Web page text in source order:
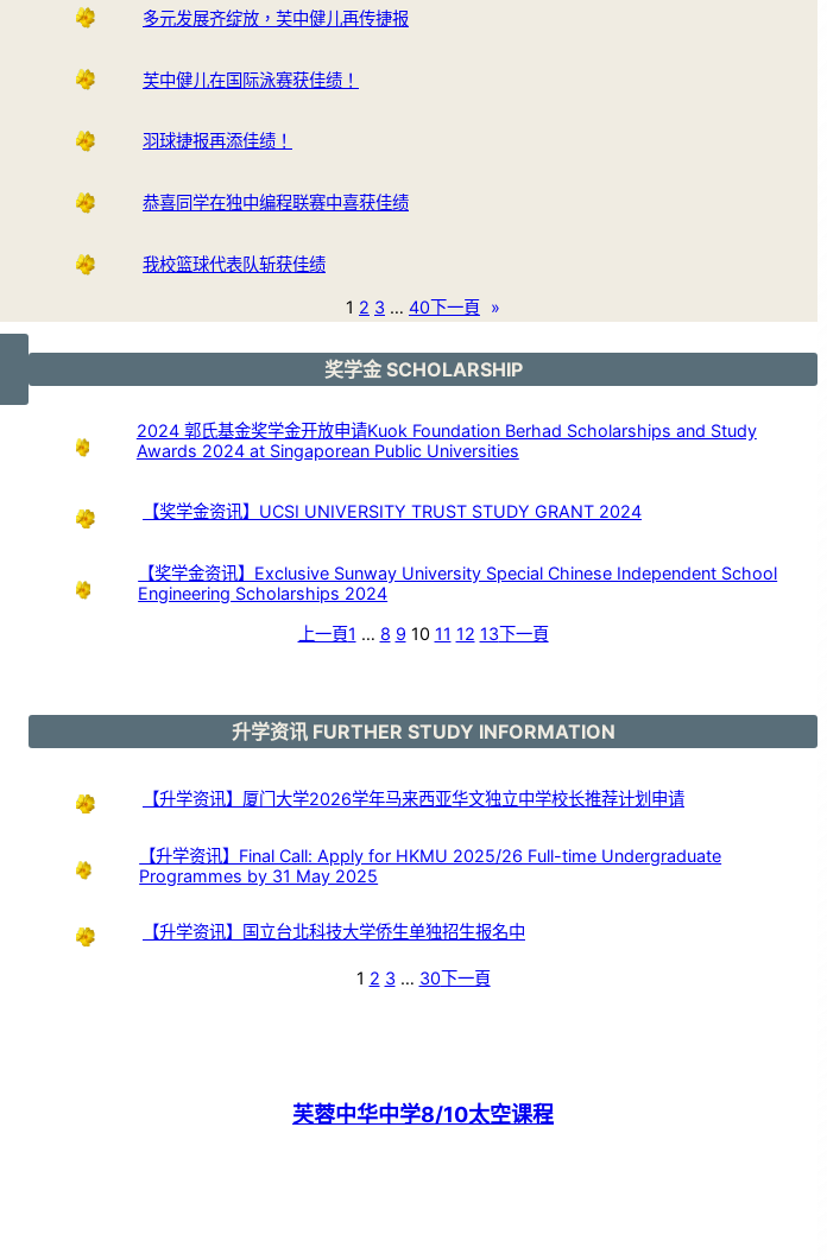
多元发展齐绽放，芙中健儿再传捷报
芙中健儿在国际泳赛获佳绩！
羽球捷报再添佳绩！
恭喜同学在独中编程联赛中喜获佳绩
我校篮球代表队斩获佳绩
1 2 3 … 40下一頁 »
奖学金 SCHOLARSHIP
2024 郭氏基金奖学金开放申请Kuok Foundation Berhad Scholarships and Study
Awards 2024 at Singaporean Public Universities
【奖学金资讯】UCSI UNIVERSITY TRUST STUDY GRANT 2024
【奖学金资讯】Exclusive Sunway University Special Chinese Independent School
Engineering Scholarships 2024
上一頁1 … 8 9 10 11 12 13下一頁
升学资讯 FURTHER STUDY INFORMATION
【升学资讯】厦门大学2026学年马来西亚华文独立中学校长推荐计划申请
【升学资讯】Final Call: Apply for HKMU 2025/26 Full-time Undergraduate
Programmes by 31 May 2025
【升学资讯】国立台北科技大学侨生单独招生报名中
1 2 3 … 30下一頁
芙蓉中华中学8/10太空课程